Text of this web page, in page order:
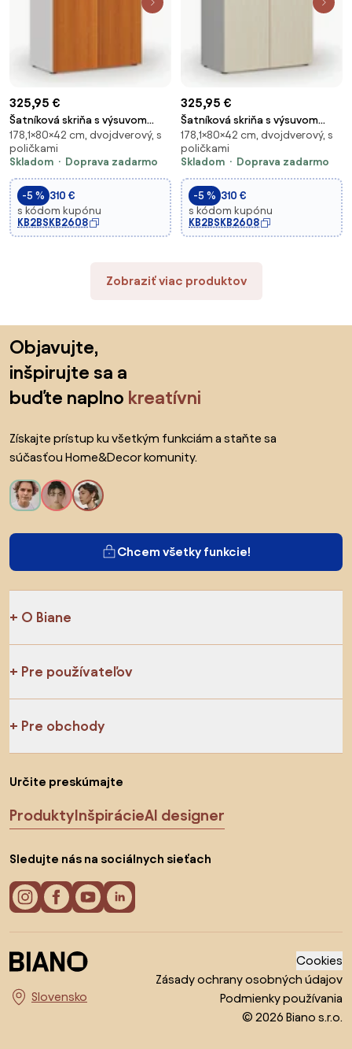
325,95 €
Šatníková skriňa s výsuvom
PRIMO WHITE, 800 x 420 x 1781
mm, biela/čerešňa
178,1×80×42 cm, dvojdverový, s
poličkami
Skladom
Doprava zadarmo
-5 % 310 €
s kódom kupónu
KB2BSKB2608
325,95 €
Šatníková skriňa s výsuvom
PRIMO GRAY, 800 x 420 x 1781
mm, sivá/breza
178,1×80×42 cm, dvojdverový, s
poličkami
Skladom
Doprava zadarmo
-5 % 310 €
s kódom kupónu
KB2BSKB2608
Zobraziť viac produktov
Objavujte,
inšpirujte sa a
buďte naplno kreatívni
Získajte prístup ku všetkým funkciám a staňte sa
súčasťou Home&Decor komunity.
Chcem všetky funkcie!
O Biane
Pre používateľov
Pre obchody
Určite preskúmajte
ProduktyInšpirácieAI designer
Sledujte nás na sociálnych sieťach
Vyberte krajinu
Cookies
Zásady ochrany osobných údajov
Podmienky používania
© 2026 Biano s.r.o.